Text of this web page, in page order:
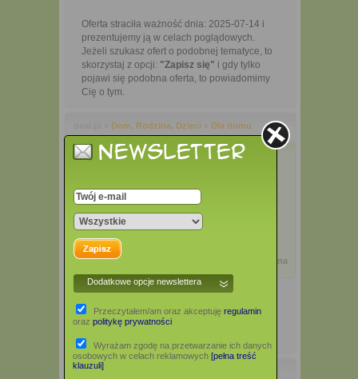
Oferta straciła ważność dnia: 2025-07-14 i
prezentujemy ją w celach poglądowych.
Jeżeli szukasz ofert o podobnej tematyce, to
skorzystaj z opcji: "Zapisz się" i gdy tylko
pojawi się podobna oferta, to powiadomimy
Cię o tym.
Dom, Rodzina, Dzieci Dla domu
Frytownica
TEFAL EY942BE0
Zgłoś błąd
Oferta archiwalna
Opis
Dodatkowe opcje newslettera
Przeczytałem/am oraz akceptuję regulamin
oraz politykę prywatności
Wyrażam zgodę na przetwarzanie ich danych
osobowych w celach reklamowych [pełna treść
klauzuli]